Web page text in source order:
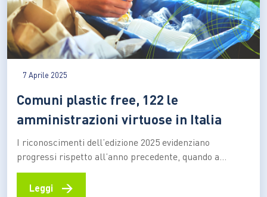
7 Aprile 2025
Comuni plastic free, 122 le
amministrazioni virtuose in Italia
I riconoscimenti dell’edizione 2025 evidenziano
progressi rispetto all’anno precedente, quando a
ricevere il “bollino” dell’associazione internazionale
erano stati 11 in meno. In prima linea Borgo Virgilio,
Leggi →